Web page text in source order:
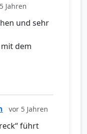
Jahren
und sehr
dem
vor 5 Jahren
führt